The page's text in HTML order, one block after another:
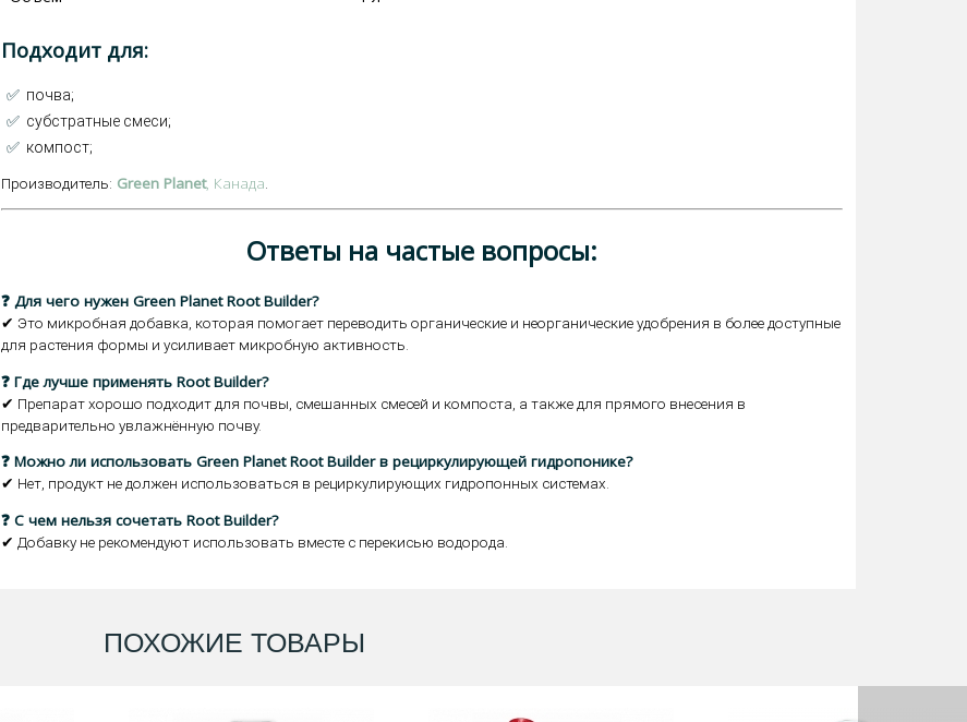
Подходит для:
✅ почва;
✅ субстратные смеси;
✅ компост;
Производитель: Green Planet, Канада
Ответы на частые вопросы:
❓ Для чего нужен Green Planet Root Builder?
✔ Это микробная добавка, которая помогает переводить органические и неорганические удобрения в более доступные
для растения формы и усиливает микробную активность.
❓ Где лучше применять Root Builder?
✔ Препарат хорошо подходит для почвы, смешанных смесей и компоста, а также для прямого внесения в
предварительно увлажнённую почву.
❓ Можно ли использовать Green Planet Root Builder в рециркулирующей гидропонике?
✔ Нет, продукт не должен использоваться в рециркулирующих гидропонных системах.
❓ С чем нельзя сочетать Root Builder?
✔ Добавку не рекомендуют использовать вместе с перекисью водорода.
ПОХОЖИЕ ТОВАРЫ